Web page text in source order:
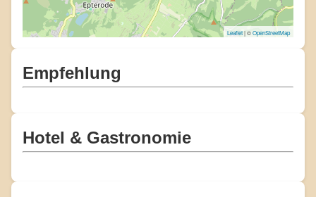
Leaflet| ©OpenStreetMap
Empfehlung
Hotel & Gastronomie